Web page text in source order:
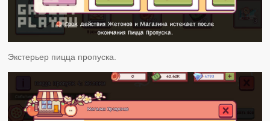
Экстерьер пицца пропуска.